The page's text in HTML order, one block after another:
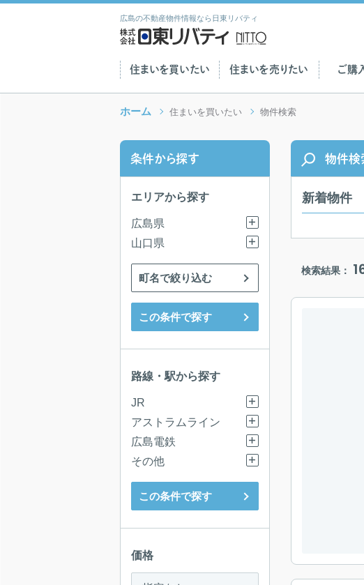
広島の不動産物件情報なら日東リバティ
住まいを買いたい 住まいを売りたい ご購
ホーム 住まいを買いたい 物件検索
条件から探す
エリアから探す
広島県
山口県
町名で絞り込む
この条件で探す
路線・駅から探す
JR
アストラムライン
広島電鉄
その他
この条件で探す
価格
物件検
新着物件
検索結果：